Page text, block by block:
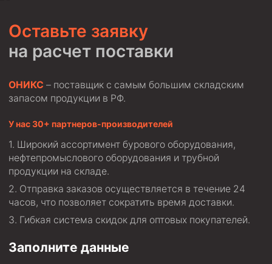
Оставьте заявку
на расчет поставки
ОНИКС – поставщик с самым большим складским
запасом продукции в РФ.
У нас 30+ партнеров-производителей
Широкий ассортимент бурового оборудования,
нефтепромыслового оборудования и трубной
продукции на складе.
Отправка заказов осуществляется в течение 24
часов, что позволяет сократить время доставки.
Гибкая система скидок для оптовых покупателей.
Заполните данные